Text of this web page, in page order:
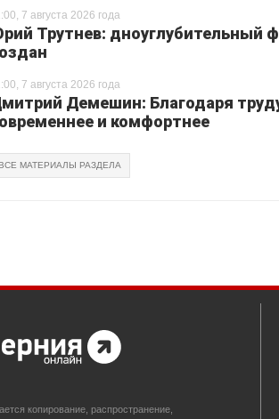
7 августа 2026 года
Трутнев: дноуглубительный
7 августа 2026 года
Демешин: Благодаря
и комфортнее
ВСЕ МАТЕРИАЛЫ РАЗДЕЛА
копирование, распространение,